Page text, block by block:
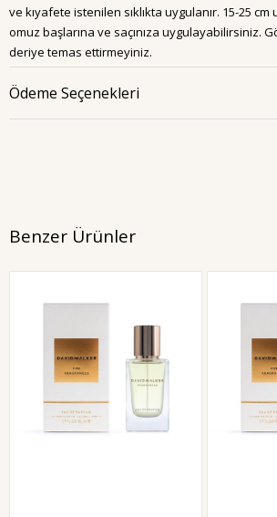
ve kıyafete istenilen sıklıkta uygulanır. 15-25
omuz başlarına ve saçınıza uygulayabilirsiniz.
deriye temas ettirmeyiniz.
Ödeme Seçenekleri
Benzer Ürünler